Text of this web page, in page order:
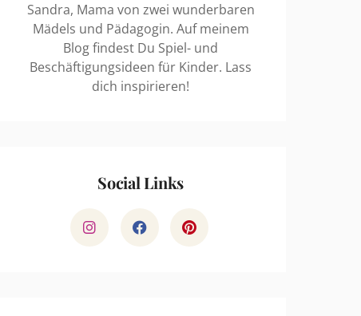
Sandra, Mama von zwei wunderbaren
Mädels und Pädagogin. Auf meinem
Blog findest Du Spiel- und
Beschäftigungsideen für Kinder. Lass
dich inspirieren!
Social Links